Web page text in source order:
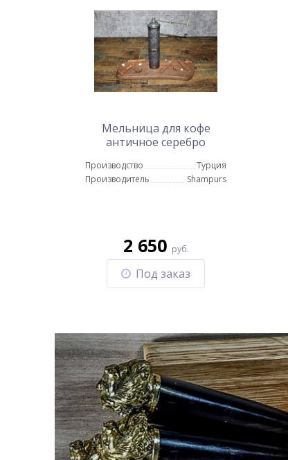
Мельница для кофе
античное серебро
Производство
Турция
Производитель
Shampurs
2 650 руб.
Под заказ